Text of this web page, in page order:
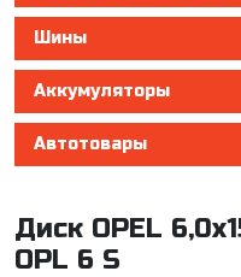
Шины
Аккумуляторы
Автотовары
Диск OPEL
OPL 6 S